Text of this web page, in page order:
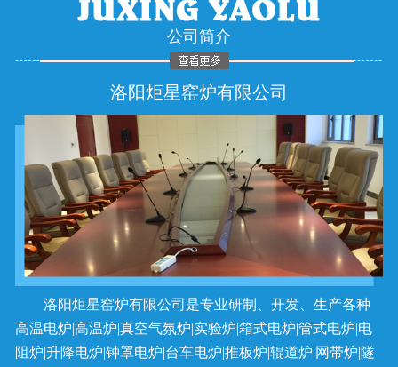
公司简介
洛阳炬星窑炉有限公司
洛阳炬星窑炉有限公司是专业研制、开发、生产各种
高温电炉|高温炉|真空气氛炉|实验炉|箱式电炉|管式电炉|电
阻炉|升降电炉|钟罩电炉|台车电炉|推板炉|辊道炉|网带炉|隧